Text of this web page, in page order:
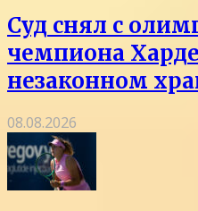
Суд снял с
чемпиона
незаконном
08.08.2026